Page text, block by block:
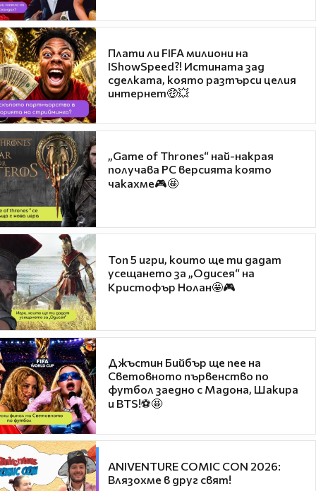
Плати ли FIFA милиони на
IShowSpeed?! Истината зад
сделката, която разтърси целия
интернет🤑💥
„Game of Thrones“ най-накрая
получава PC версията която
чакахме🎮🤩
Топ 5 игри, които ще ти дадат
усещането за „Одисея“ на
Кристофър Нолан🤩🎮
Джъстин Бийбър ще пее на
Световното първенство по
футбол заедно с Мадона, Шакира
и BTS!⚽🤩
ANIVENTURE COMIC CON 2026:
Влязохме в друг свят!